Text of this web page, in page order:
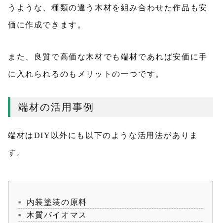
うような、種類の違う木材を組み合わせた作品も安
価に作成できます。
また、良質で高価な木材でも端材であれば安価に手
に入れられるのもメリットの一つです。
端材の活用事例
端材はDIY以外にも以下のような活用法がありま
す。
内装塗装の原料
木質バイオマス